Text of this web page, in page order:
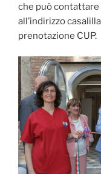
che può contattare
all’indirizzo
prenotazione CUP.